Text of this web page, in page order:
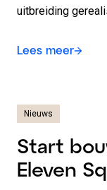
uitbreiding
Lees meer
Nieuws
Start
Eleven